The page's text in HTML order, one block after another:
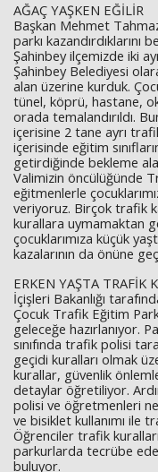
AĞAÇ YAŞKEN EĞİLİR
Başkan Mehmet
parkı
Şahinbey ilçemizde iki
Şahinbey Belediyesi
alan üzerine kurduk.
tünel, köprü, hastane,
orada temalandırıldı.
içerisine 2 tane ayrı
içerisinde eğitim
getirdiğinde bekleme
Valimizin öncülüğünde
eğitmenlerle
veriyoruz. Birçok trafik
kurallara uymamaktan
çocuklarımıza küçük
kazalarının da önüne
ERKEN YAŞTA TRAFİK
İçişleri Bakanlığı
Çocuk Trafik Eğitim
geleceğe hazırlanıyor.
sınıfında trafik polisi
geçidi kuralları olmak
kurallar, güvenlik
detaylar öğretiliyor.
polisi ve öğretmenleri
ve bisiklet kullanımı ile
Öğrenciler trafik
parkurlarda tecrübe
buluyor.